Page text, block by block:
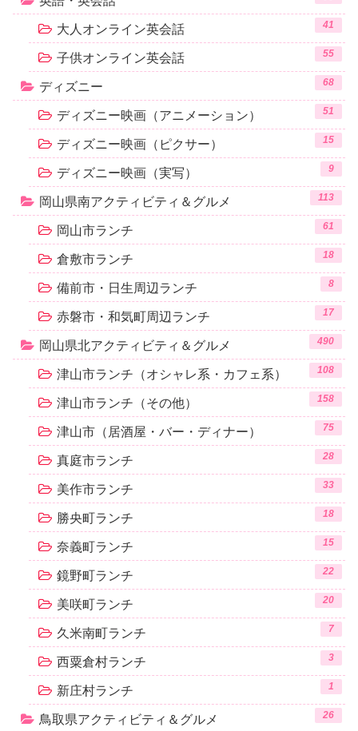
大人オンライン英会話 41
子供オンライン英会話 55
ディズニー 68
ディズニー映画（アニメーション） 51
ディズニー映画（ピクサー） 15
ディズニー映画（実写） 9
岡山県南アクティビティ＆グルメ 113
岡山市ランチ 61
倉敷市ランチ 18
備前市・日生周辺ランチ 8
赤磐市・和気町周辺ランチ 17
岡山県北アクティビティ＆グルメ 490
津山市ランチ（オシャレ系・カフェ系） 108
津山市ランチ（その他） 158
津山市（居酒屋・バー・ディナー） 75
真庭市ランチ 28
美作市ランチ 33
勝央町ランチ 18
奈義町ランチ 15
鏡野町ランチ 22
美咲町ランチ 20
久米南町ランチ 7
西粟倉村ランチ 3
新庄村ランチ 1
鳥取県アクティビティ＆グルメ 26